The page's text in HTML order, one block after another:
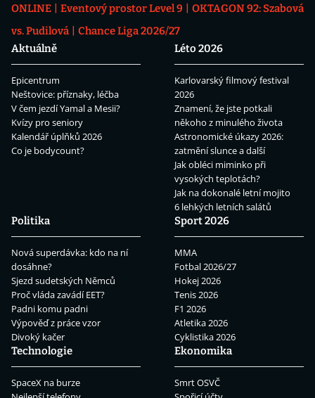
ONLINE
Eventový prostor Level 9
OKTAGON 92: Szabová
vs. Pudilová
Chance Liga 2026/27
Aktuálně
Epicentrum
Neštovice: příznaky, léčba
V čem jezdí Yamal a Mesii?
Kvízy pro seniory
Kalendář úplňků 2026
Co je bodycount?
Léto 2026
Karlovarský filmový festival
2026
Znamení, že jste potkali
někoho z minulého života
Astronomické úkazy 2026:
zatmění slunce a další
Jak obléci miminko při
vysokých teplotách?
Jak na dokonalé letní mojito
6 lehkých letních salátů
Politika
Nová superdávka: kdo na ní
dosáhne?
Sjezd sudetských Němců
Proč vláda zavádí EET?
Padni komu padni
Výpověď z práce vzor
Divoký kačer
Sport 2026
MMA
Fotbal 2026/27
Hokej 2026
Tenis 2026
F1 2026
Atletika 2026
Cyklistika 2026
Technologie
SpaceX na burze
Ekonomika
Smrt OSVČ